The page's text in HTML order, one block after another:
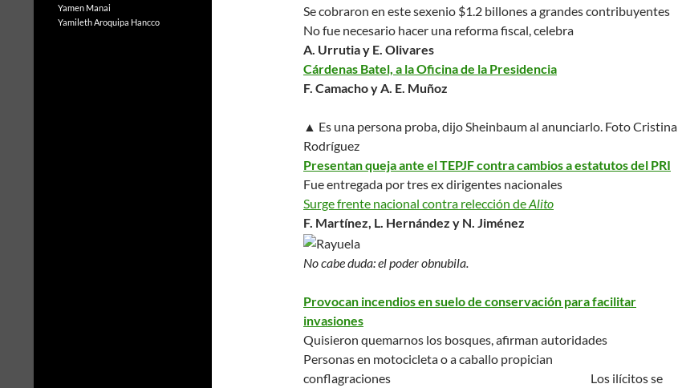
Se cobraron en este sexenio $1.2 billones a grandes contribuyentes
No fue necesario hacer una reforma fiscal, celebra
A. Urrutia y E. Olivares
Cárdenas Batel, a la Oficina de la Presidencia
F. Camacho y A. E. Muñoz
▲ Es una persona proba, dijo Sheinbaum al anunciarlo. Foto Cristina
Rodríguez
Presentan queja ante el TEPJF contra cambios a estatutos del PRI
Fue entregada por tres ex dirigentes nacionales
Surge frente nacional contra relección deAlito
F. Martínez, L. Hernández y N. Jiménez
No cabe duda: el poder obnubila.
Provocan incendios en suelo de conservación para facilitar
invasiones
Quisieron quemarnos los bosques, afirman autoridades
Personas en motocicleta o a caballo propician
conflagraciones Los ilícitos se
Yamen Manai
Yamileth Aroquipa Hancco